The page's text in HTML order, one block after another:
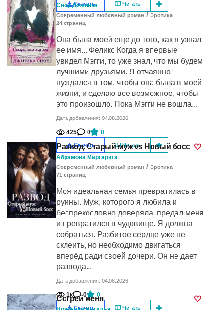
Скачать Читать
Сноу Дженика
Современный любовный роман / Эротика
24 cтраниц
Она была моей еще до того, как я узнал
ее имя... Феликс Когда я впервые
увидел Мэгги, то уже знал, что мы будем
лучшими друзьями. Я отчаянно
нуждался в том, чтобы она была в моей
жизни, и сделаю все возможное, чтобы
это произошло. Пока Мэгги не вошла...
Дата добавления: 04.08.2026
425 0 0
Скачать Читать
Развод. Старый муж vs Новый босс
Абрамова Маргарита
Современный любовный роман / Эротика
71 cтраниц
Моя идеальная семья превратилась в
руины. Муж, которого я любила и
беспрекословно доверяла, предал меня
и превратился в чудовище. Я должна
собраться. Разбитое сердце уже не
склеить, но необходимо двигаться
вперёд ради своей дочери. Он не дает
развода...
Дата добавления: 04.08.2026
1к 0 0
Скачать Читать
Согрей меня